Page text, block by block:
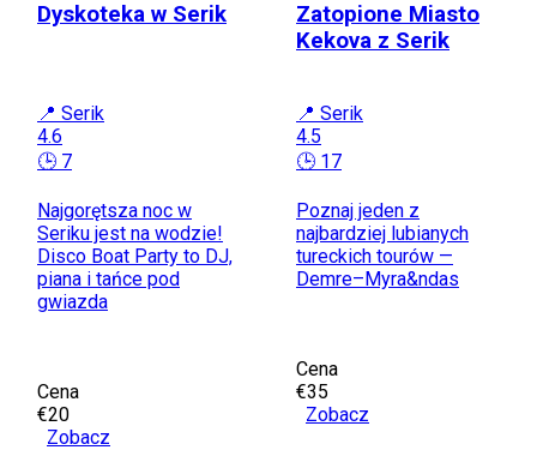
Dyskoteka w Serik
📍 Serik
4.6
🕒 7
Najgorętsza noc w
Seriku jest na wodzie!
Disco Boat Party to DJ,
piana i tańce pod
gwiazda
Cena
€20
Zobacz
Zatopione Miasto
Kekova z Serik
📍 Serik
4.5
🕒 17
Poznaj jeden z
najbardziej lubianych
tureckich tourów —
Demre–Myra&ndas
Cena
€35
Zobacz